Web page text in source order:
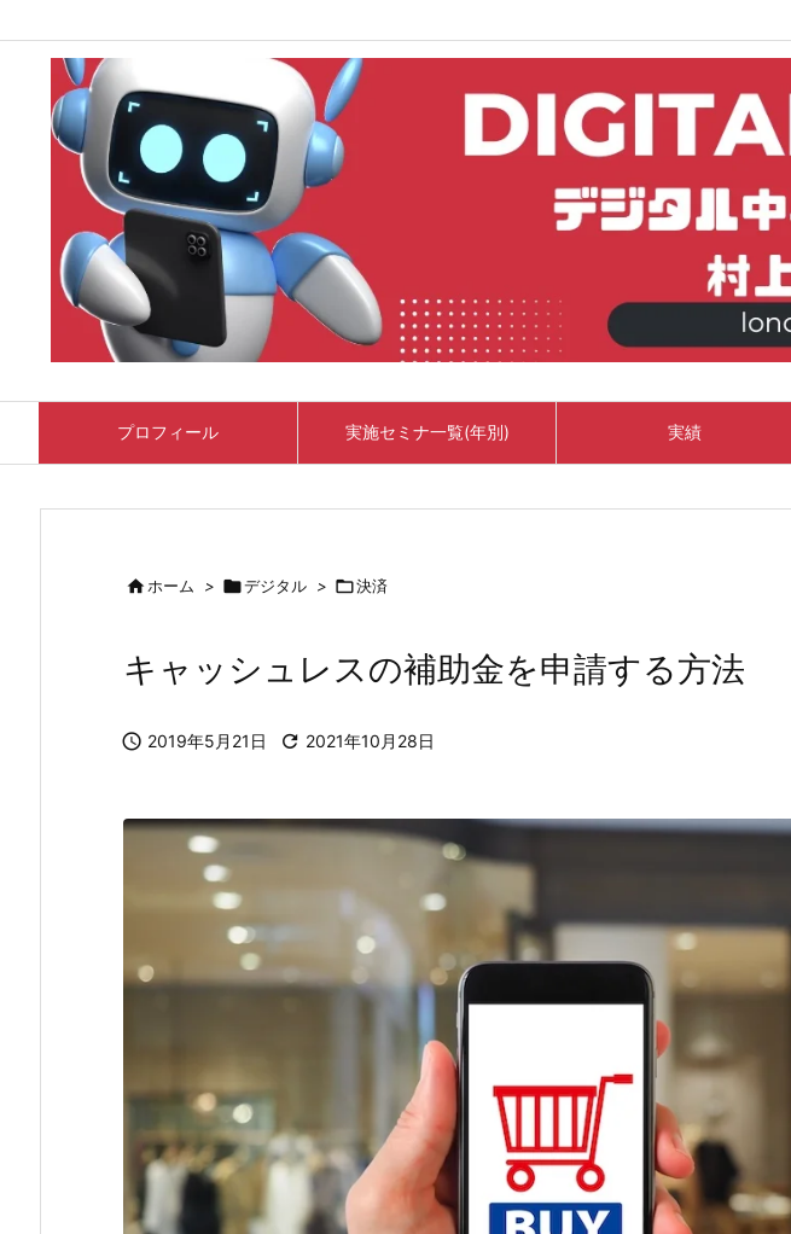
プロフィール 実施セミナ一覧(年別) 実績
ホーム > デジタル > 決済
キャッシュレスの補助金を申請する方法
 2019年5月21日  2021年10月28日